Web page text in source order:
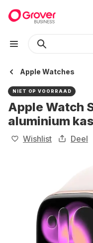
Apple Watches
NIET OP VOORRAAD
Apple Watch
aluminium
Wishlist Deel